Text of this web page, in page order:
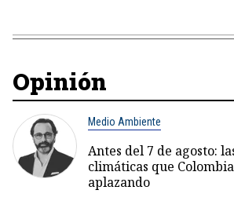
Opinión
Medio Ambiente
Antes del 7 de agosto:
climáticas que
aplazando